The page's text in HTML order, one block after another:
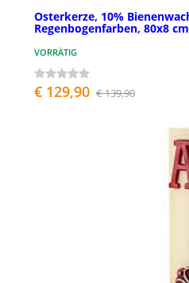
Osterkerze, 10%
Regenbogenfarben, 80x8 cm
VORRÄTIG
€ 129,90 € 139,90